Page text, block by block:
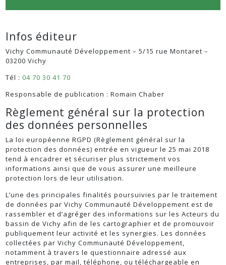
Infos éditeur
Vichy Communauté Développement – 5/15 rue Montaret –
03200 Vichy
Tél :04 70 30 41 70
Responsable de publication : Romain Chaber
Règlement général sur la protection
des données personnelles
La loi européenne RGPD (Règlement général sur la
protection des données) entrée en vigueur le 25 mai 2018
tend à encadrer et sécuriser plus strictement vos
informations ainsi que de vous assurer une meilleure
protection lors de leur utilisation.
L’une des principales finalités poursuivies par le traitement
de données par Vichy Communauté Développement est de
rassembler et d’agréger des informations sur les Acteurs du
bassin de Vichy afin de les cartographier et de promouvoir
publiquement leur activité et les synergies. Les données
collectées par Vichy Communauté Développement,
notamment à travers le questionnaire adressé aux
entreprises, par mail, téléphone, ou téléchargeable en